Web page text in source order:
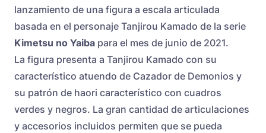
lanzamiento de una figura a escala articulada
basada en el personaje Tanjirou Kamado de la serie
Kimetsu no Yaiba para el mes de junio de 2021.
La figura presenta a Tanjirou Kamado con su
característico atuendo de Cazador de Demonios y
su patrón de haori característico con cuadros
verdes y negros. La gran cantidad de articulaciones
y accesorios incluidos permiten que se pueda